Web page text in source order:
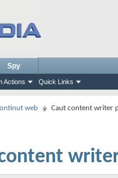
Actions Quick Links
Spy
web Caut content writer